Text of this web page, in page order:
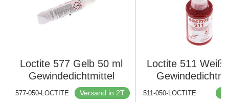
Loctite 577 Gelb 50 ml
Gewindedichtmittel
577-050-LOCTITE Versand in 2T
Loctite 511 Weiß
511-050-LOCTITE